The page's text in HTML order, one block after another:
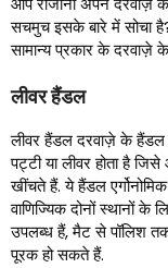
सचमुच इसके बारे में सोचा
सामान्य प्रकार के दरवाज़े
लीवर हैंडल
लीवर हैंडल दरवाज़े के हैंडल
पट्टी या लीवर होता है
खींचते हैं. ये हैंडल
वाणिज्यिक दोनों स्थानों के
उपलब्ध हैं, मैट से पॉलिश
पूरक हो सकते हैं.